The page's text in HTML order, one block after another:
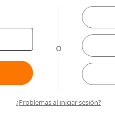
O
¿Problemas al iniciar sesión?